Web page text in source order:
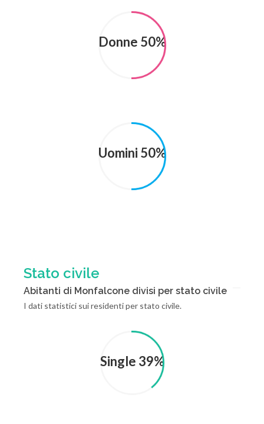
Donne 50%
Uomini 50%
Stato civile
Abitanti di Monfalcone divisi per stato civile
I dati statistici sui residenti per stato civile.
Single 39%